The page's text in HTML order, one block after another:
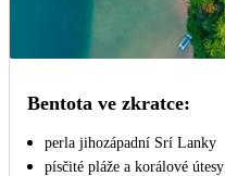
Bentota ve zkratce:
perla jihozápadní Srí Lanky
písčité pláže a korálové útesy